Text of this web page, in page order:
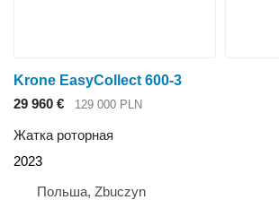
Krone EasyCollect 600-3
29 960 €
129 000 PLN
Жатка роторная
2023
Польша, Zbuczyn